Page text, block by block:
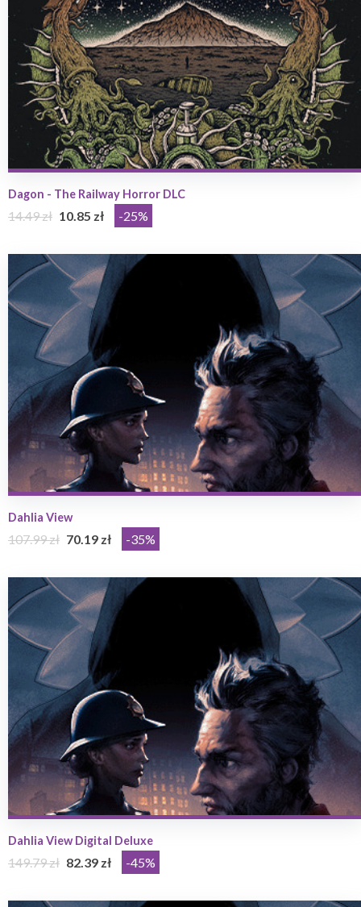
Dagon - The Railway Horror DLC
14.49 zł 10.85 zł -25%
Dahlia View
107.99 zł 70.19 zł -35%
Dahlia View Digital Deluxe
149.79 zł 82.39 zł -45%